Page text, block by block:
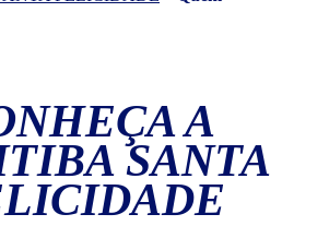
A
SANTA